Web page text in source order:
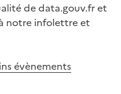
de data.gouv.fr et
notre infolettre et
évènements